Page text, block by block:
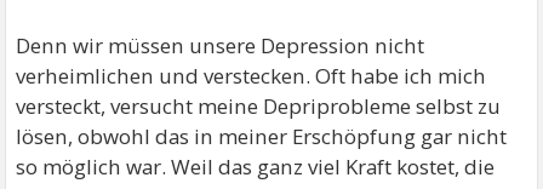
in guten Gedanken für dich,
ganz viele liebe Grüße an DICH,
Denn wir müssen unsere Depression nicht
verheimlichen und verstecken. Oft habe ich mich
versteckt, versucht meine Depriprobleme selbst zu
lösen, obwohl das in meiner Erschöpfung gar nicht
so möglich war. Weil das ganz viel Kraft kostet, die